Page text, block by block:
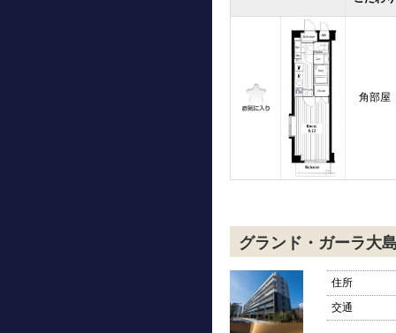
角部屋
グランド・ガーラ大
住所
交通